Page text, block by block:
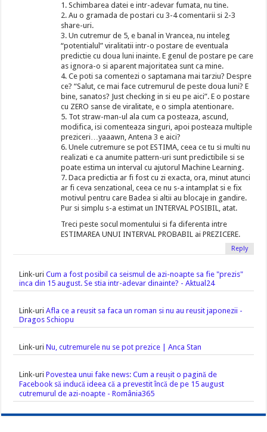
1. Schimbarea datei e intr-adevar fumata, nu tine.
2. Au o gramada de postari cu 3-4 comentarii si 2-3
share-uri.
3. Un cutremur de 5, e banal in Vrancea, nu inteleg
“potentialul” viralitatii intr-o postare de eventuala
predictie cu doua luni inainte. E genul de postare pe care
as ignora-o si aparent majoritatea sunt ca mine.
4. Ce poti sa comentezi o saptamana mai tarziu? Despre
ce? “Salut, ce mai face cutremurul de peste doua luni? E
bine, sanatos? Just checking in si eu pe aici”. E o postare
cu ZERO sanse de viralitate, e o simpla atentionare.
5. Tot straw-man-ul ala cum ca posteaza, ascund,
modifica, isi comenteaza singuri, apoi posteaza multiple
preziceri…yaaawn, Antena 3 e aici?
6. Unele cutremure se pot ESTIMA, ceea ce tu si multi nu
realizati e ca anumite pattern-uri sunt predictibile si se
poate estima un interval cu ajutorul Machine Learning.
7. Daca predictia ar fi fost cu zi exacta, ora, minut atunci
ar fi ceva senzational, ceea ce nu s-a intamplat si e fix
motivul pentru care Badea si altii au blocaje in gandire.
Pur si simplu s-a estimat un INTERVAL POSIBIL, atat.
Treci peste socul momentului si fa diferenta intre
ESTIMAREA UNUI INTERVAL PROBABIL ai PREZICERE.
Reply
Link-uriCum a fost posibil ca seismul de azi-noapte sa fie "prezis"
inca din 15 august. Se stia intr-adevar dinainte? - Aktual24
Link-uriAfla ce a reusit sa faca un roman si nu au reusit japonezii -
Dragos Schiopu
Link-uriNu, cutremurele nu se pot prezice | Anca Stan
Link-uriPovestea unui fake news: Cum a reușit o pagină de
Facebook să inducă ideea că a prevestit încă de pe 15 august
cutremurul de azi-noapte - România365